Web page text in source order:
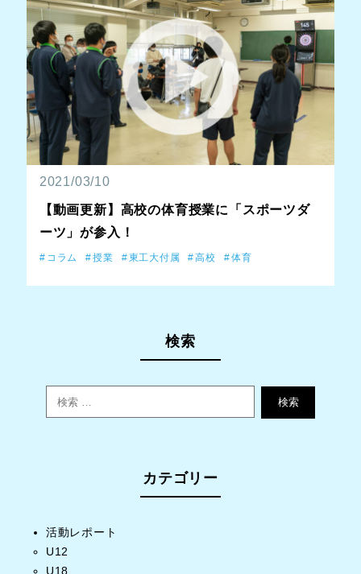
2021/03/10
【動画更新】高校の体育授業に「スポーツダ
ーツ」が参入！
コラム 授業 東工大付属 高校 体育
検索
検索
カテゴリー
活動レポート
U12
U18